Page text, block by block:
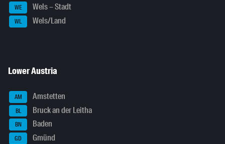
WE Wels – Stadt
WL Wels/Land
Lower Austria
AM Amstetten
BL Bruck an der Leitha
BN Baden
GD Gmünd